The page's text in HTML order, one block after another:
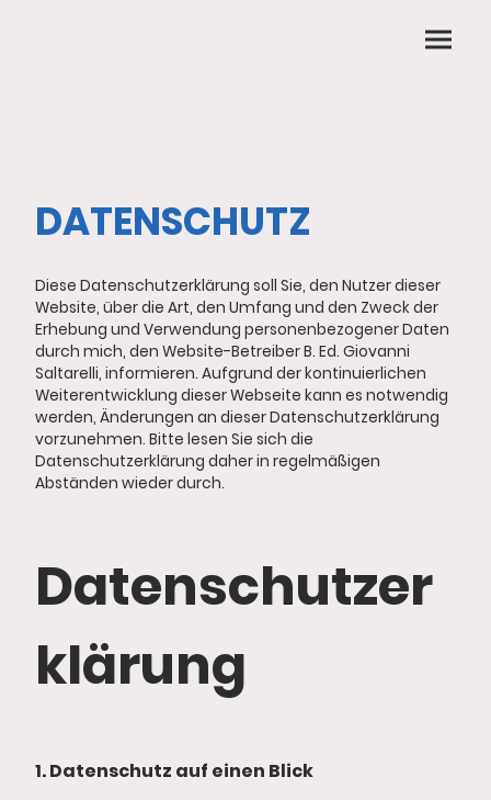
DATENSCHUTZ
Diese Datenschutzerklärung soll Sie, den Nutzer dieser
Website, über die Art, den Umfang und den Zweck der
Erhebung und Verwendung personenbezogener Daten
durch mich, den Website-Betreiber B. Ed. Giovanni
Saltarelli, informieren. Aufgrund der kontinuierlichen
Weiterentwicklung dieser Webseite kann es notwendig
werden, Änderungen an dieser Datenschutzerklärung
vorzunehmen. Bitte lesen Sie sich die
Datenschutzerklärung daher in regelmäßigen
Abständen wieder durch.
Datenschutzer
klärung
1. Datenschutz auf einen Blick